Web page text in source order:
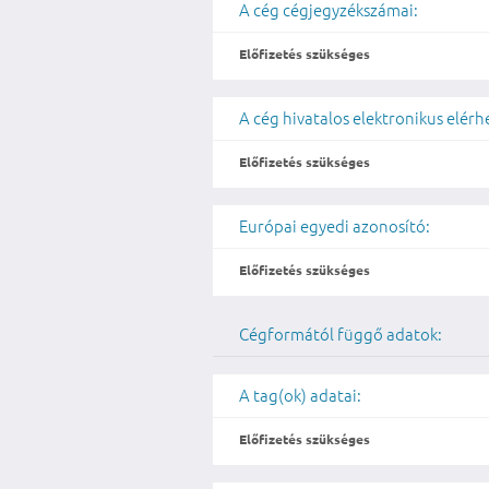
A cég cégjegyzékszámai:
Előfizetés szükséges
A cég hivatalos elektronikus
Előfizetés szükséges
Európai egyedi azonosító:
Előfizetés szükséges
Cégformától függő adatok:
A tag(ok) adatai:
Előfizetés szükséges